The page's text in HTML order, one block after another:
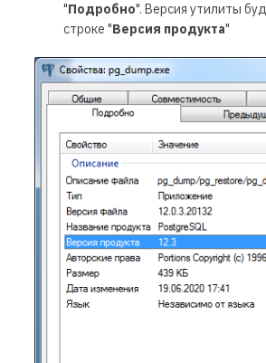
"Подробно". Версия утилиты
строке "Версия продукта"